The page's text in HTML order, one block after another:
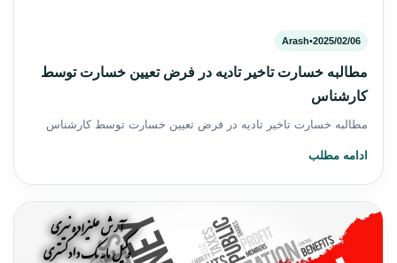
2025/02/06
•
Arash
مطالبه خسارت تاخیر تادیه در فرض تعیین خسارت توسط
کارشناس
مطالبه خسارت تاخیر تادیه در فرض تعیین خسارت توسط کارشناس
ادامه مطلب